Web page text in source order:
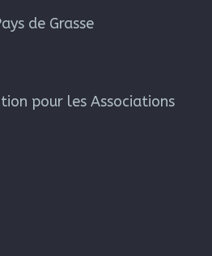
de Grasse
pour les Associations